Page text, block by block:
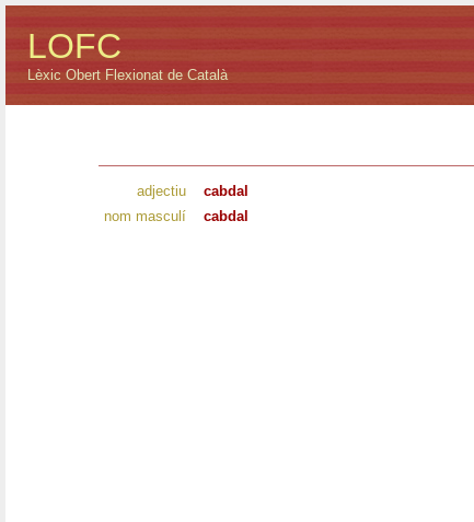
LOFC
Lèxic Obert Flexionat de Català
adjectiu
cabdal
nom masculí
cabdal